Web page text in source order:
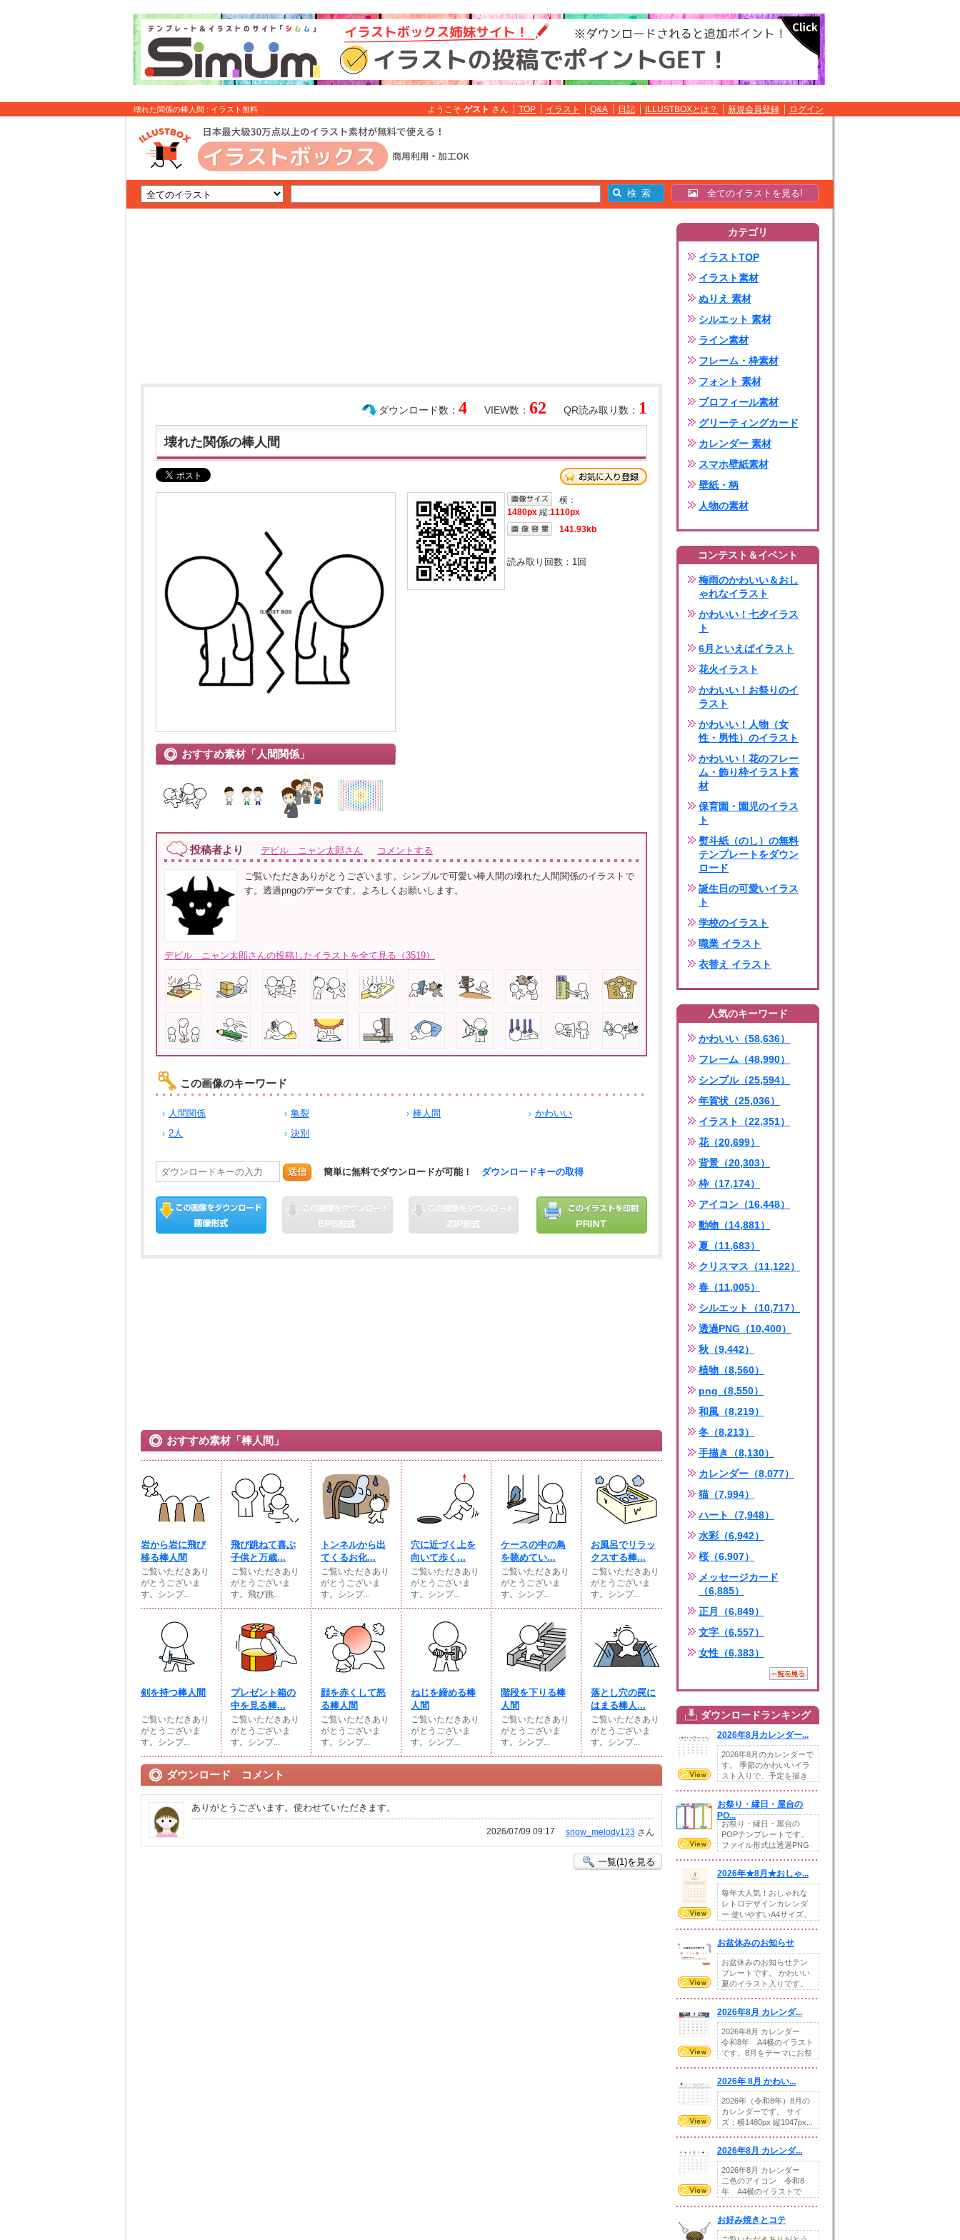
壊れた関係の棒人間 : イラスト無料 ようこそ ゲスト さん TOP イラスト Q&A 日記 ILLUSTBOXとは？ 新規会員登録 ログイン
全てのイラストを見る!
QR読み取り数： 1
VIEW数： 62
ダウンロード数： 4
壊れた関係の棒人間
おすすめ素材「人間関係」
横：
1480px 縦:1110px
141.93kb
読み取り回数： 1回
投稿者より デビル ニャン太郎さん コメントする
ご覧いただきありがとうございます。シンプルで可愛い棒人間の壊れた人間関係のイラストで
す。透過pngのデータです。よろしくお願いします。
デビル ニャン太郎さんの投稿したイラストを全て見る（3519）
この画像のキーワード
人間関係 亀裂 棒人間
かわいい
2人
決別
送信 簡単に無料でダウンロードが可能！ ダウンロードキーの取得
おすすめ素材「棒人間」
岩から岩に飛び
移る棒人間
ご覧いただきあり
がとうございま
す。シンプ...
飛び跳ねて喜ぶ
子供と万歳...
ご覧いただきあり
がとうございま
す。飛び跳...
トンネルから出
てくるお化...
ご覧いただきあり
がとうございま
す。シンプ...
穴に近づく上を
向いて歩く...
ご覧いただきあり
がとうございま
す。シンプ...
ケースの中の鳥
を眺めてい...
ご覧いただきあり
がとうございま
す。シンプ...
お風呂でリラッ
クスする棒...
ご覧いただきあり
がとうございま
す。シンプ...
剣を持つ棒人間
ご覧いただきあり
がとうございま
す。シンプ...
プレゼント箱の
中を見る棒...
ご覧いただきあり
がとうございま
す。シンプ...
顔を赤くして怒
る棒人間
ご覧いただきあり
がとうございま
す。シンプ...
ねじを締める棒
人間
ご覧いただきあり
がとうございま
す。シンプ...
階段を下りる棒
人間
ご覧いただきあり
がとうございま
す。シンプ...
落とし穴の罠に
はまる棒人...
ご覧いただきあり
がとうございま
す。シンプ...
ダウンロード コメント
ありがとうございます。使わせていただきます。
snow_melody123 さん
2026/07/09 09:17
一覧(1)を見る
カテゴリ
イラストTOP
イラスト素材
ぬりえ 素材
シルエット 素材
ライン素材
フレーム・枠素材
フォント 素材
プロフィール素材
グリーティングカード
カレンダー 素材
スマホ壁紙素材
壁紙・柄
人物の素材
コンテスト＆イベント
梅雨のかわいい＆おし
ゃれなイラスト
かわいい！七夕イラス
ト
6月といえばイラスト
花火イラスト
かわいい！お祭りのイ
ラスト
かわいい！人物（女
性・男性）のイラスト
かわいい！花のフレー
ム・飾り枠イラスト素
材
保育園・園児のイラス
ト
熨斗紙（のし）の無料
テンプレートをダウン
ロード
誕生日の可愛いイラス
ト
学校のイラスト
職業 イラスト
衣替え イラスト
人気のキーワード
かわいい（58,636）
フレーム（48,990）
シンプル（25,594）
年賀状（25,036）
イラスト（22,351）
花（20,699）
背景（20,303）
枠（17,174）
アイコン（16,448）
動物（14,881）
夏（11,683）
クリスマス（11,122）
春（11,005）
シルエット（10,717）
透過PNG（10,400）
秋（9,442）
植物（8,560）
png（8,550）
和風（8,219）
冬（8,213）
手描き（8,130）
カレンダー（8,077）
猫（7,994）
ハート（7,948）
水彩（6,942）
桜（6,907）
メッセージカード
（6,885）
正月（6,849）
文字（6,557）
女性（6,383）
ダウンロードランキング
2026年8月カレンダー...
2026年8月のカレンダーで
す。 季節のかわいいイラ
スト入りで、予定を描き
お祭り・縁日・屋台の
PO...
お祭り・縁日・屋台の
POPテンプレートです。
ファイル形式は透過PNG
2026年★8月★おしゃ...
毎年大人気！おしゃれな
レトロデザインカレンダ
ー 使いやすいA4サイズ。
お盆休みのお知らせ
お盆休みのお知らせテン
プレートです。 かわいい
夏のイラスト入りです。
2026年8月 カレンダ...
2026年8月 カレンダー
令和8年 A4横のイラスト
です。8月をテーマにお祭
2026年 8月 かわい...
2026年（令和8年）8月の
カレンダーです。 サイ
ズ：横1480px 縦1047px...
2026年8月 カレンダ...
2026年8月 カレンダー
二色のアイコン 令和8
年 A4横のイラストで
お好み焼きとコテ